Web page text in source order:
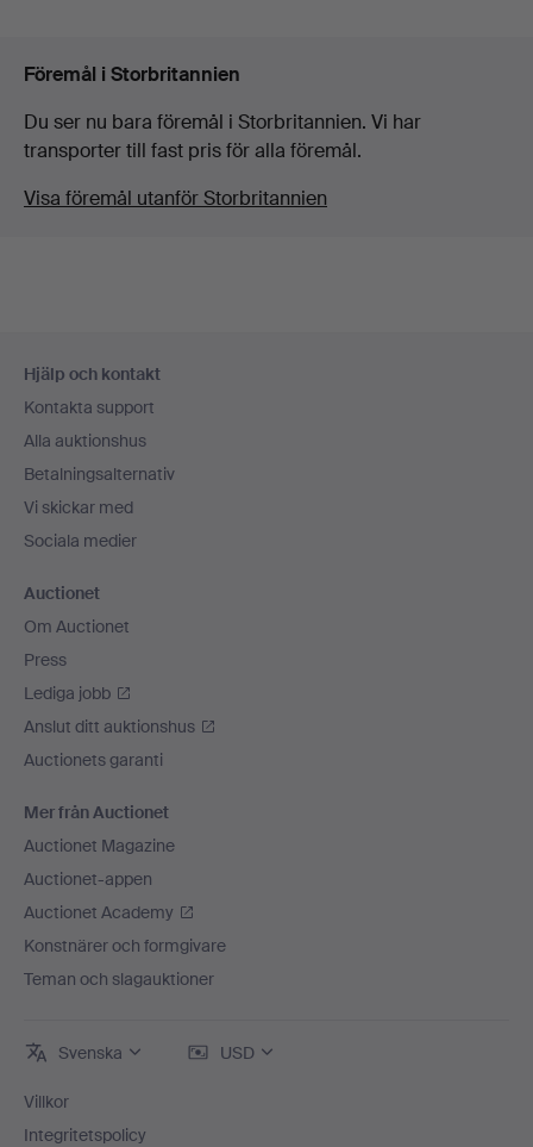
Föremål i Storbritannien
Du ser nu bara föremål i Storbritannien. Vi har
transporter till fast pris för alla föremål.
Visa föremål utanför Storbritannien
Hjälp och kontakt
Kontakta support
Alla auktionshus
Betalningsalternativ
Vi skickar med
Sociala medier
Auctionet
Om Auctionet
Press
Lediga jobb
Anslut ditt auktionshus
Auctionets garanti
Mer från Auctionet
Auctionet Magazine
Auctionet-appen
Auctionet Academy
Konstnärer och formgivare
Teman och slagauktioner
Svenska USD
Villkor
Integritetspolicy